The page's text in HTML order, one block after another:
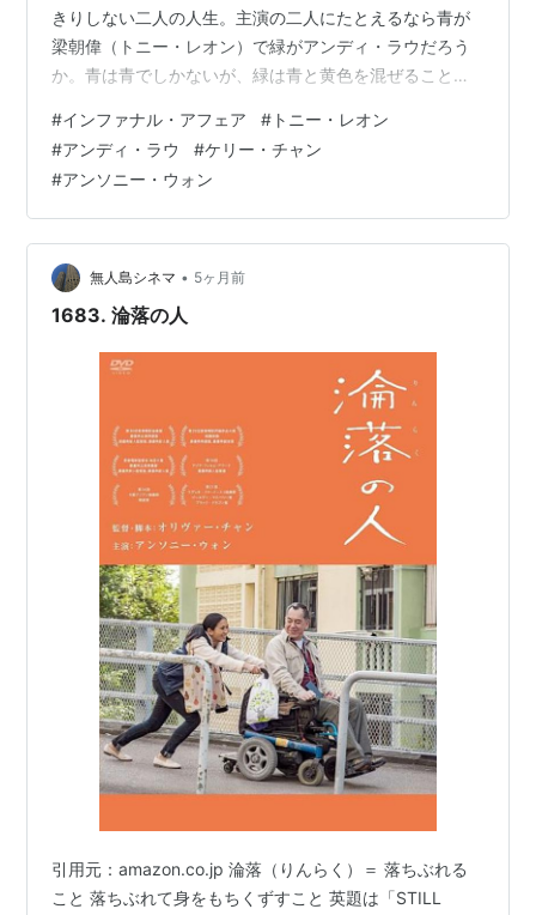
きりしない二人の人生。主演の二人にたとえるなら青が
梁朝偉（トニー・レオン）で緑がアンディ・ラウだろう
か。青は青でしかないが、緑は青と黄色を混ぜることに
ィがよく表現していると思う。アンディの青年時代をエ
ジソン・チャンが演じているが、黒社会に身を置きなが
らも自分の人生は自分で選ぶという強かさを感じさせ
る。これはいいキャスティングだ。 二つの音が二人の人
生を決定付ける。梁朝偉（トニー・レオン）演じる仁の
場合はそれは上から下に落ちてきたものが地面…
#インファナル・アフェア # トニー・レオン
#アンディ・ラウ #ケリー・チャン
#アンソニー・ウォン
無人島シネマ • 5ヶ月前
1683. 淪落の人
引用元：amazon.co.jp 淪落（りんらく）＝ 落ちぶれる
こと 落ちぶれて身をもちくずすこと 英題は「STILL